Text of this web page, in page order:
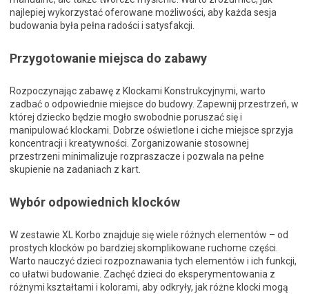
najlepiej wykorzystać oferowane możliwości, aby każda sesja
budowania była pełna radości i satysfakcji.
Przygotowanie miejsca do zabawy
Rozpoczynając zabawę z Klockami Konstrukcyjnymi, warto
zadbać o odpowiednie miejsce do budowy. Zapewnij przestrzeń, w
której dziecko będzie mogło swobodnie poruszać się i
manipulować klockami. Dobrze oświetlone i ciche miejsce sprzyja
koncentracji i kreatywności. Zorganizowanie stosownej
przestrzeni minimalizuje rozpraszacze i pozwala na pełne
skupienie na zadaniach z kart.
Wybór odpowiednich klocków
W zestawie XL Korbo znajduje się wiele różnych elementów – od
prostych klocków po bardziej skomplikowane ruchome części.
Warto nauczyć dzieci rozpoznawania tych elementów i ich funkcji,
co ułatwi budowanie. Zachęć dzieci do eksperymentowania z
różnymi kształtami i kolorami, aby odkryły, jak różne klocki mogą